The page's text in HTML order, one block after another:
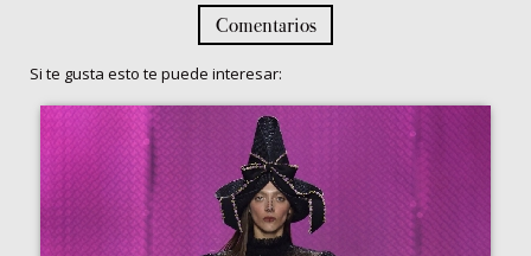
Comentarios
Si te gusta esto te puede interesar: